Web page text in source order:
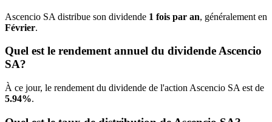
Ascencio SA distribue son dividende 1 fois par an, généralement en
Février.
Quel est le rendement annuel du dividende Ascencio
SA?
À ce jour, le rendement du dividende de l'action Ascencio SA est de
5.94%.